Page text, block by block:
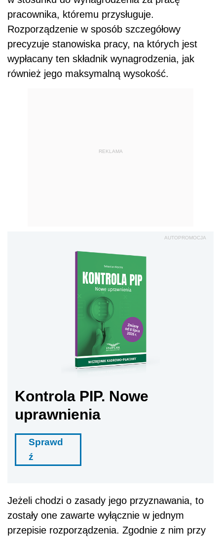
pracownika, któremu przysługuje.
Rozporządzenie w sposób szczegółowy
precyzuje stanowiska pracy, na których jest
wypłacany ten składnik wynagrodzenia, jak
również jego maksymalną wysokość.
REKLAMA
AUTOPROMOCJA
Kontrola PIP. Nowe
uprawnienia
Sprawd
ź
Jeżeli chodzi o zasady jego przyznawania, to
zostały one zawarte wyłącznie w jednym
przepisie rozporządzenia. Zgodnie z nim przy